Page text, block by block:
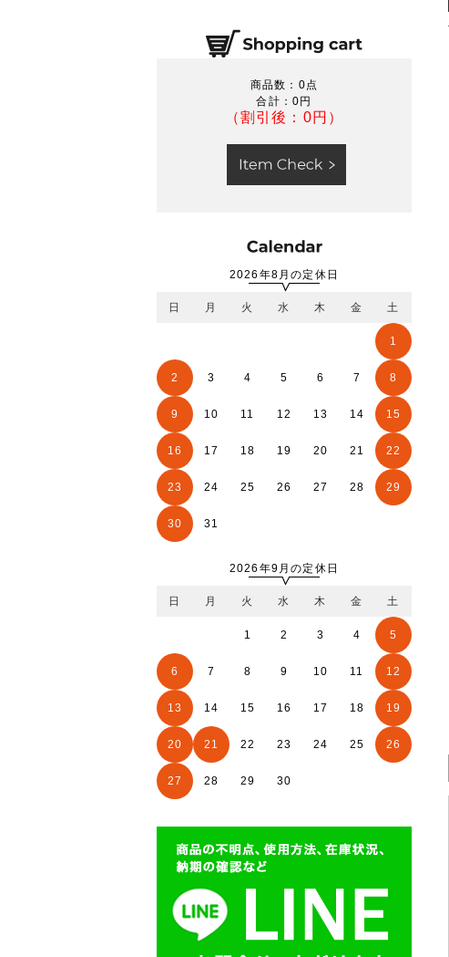
商品数：0点
合計：0円
（割引後：0円）
2026年8月の定休日
日 月 火 水 木 金 土
1
2 3 4 5 6 7 8
9 10 11 12 13 14 15
16 17 18 19 20 21 22
23 24 25 26 27 28 29
30 31
2026年9月の定休日
日 月 火 水 木 金 土
1 2 3 4 5
6 7 8 9 10 11 12
13 14 15 16 17 18 19
20 21 22 23 24 25 26
27 28 29 30